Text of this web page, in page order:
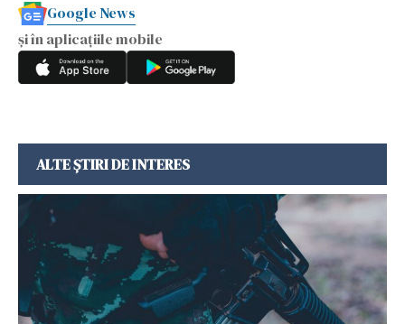
Google News
și în aplicațiile mobile
ALTE ȘTIRI DE INTERES